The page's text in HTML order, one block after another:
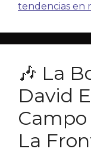
tendencias en
🎶 La
David
Campo
La